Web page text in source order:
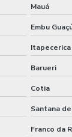
Para Alimentos
E Protetores
Para Setores
Mauá
Embu
Barueri
Cotia
Santana
Franco da